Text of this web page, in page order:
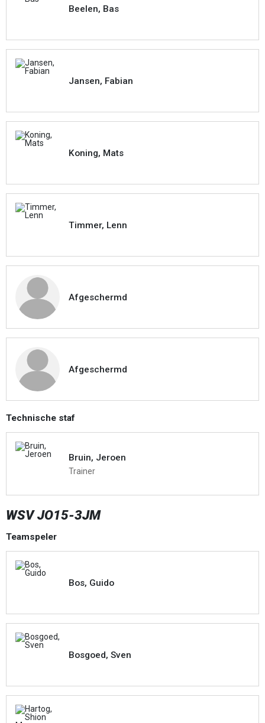
Beelen, Bas
Jansen, Fabian
Koning, Mats
Timmer, Lenn
Afgeschermd
Afgeschermd
Technische staf
Bruin, Jeroen
Trainer
WSV JO15-3JM
Teamspeler
Bos, Guido
Bosgoed, Sven